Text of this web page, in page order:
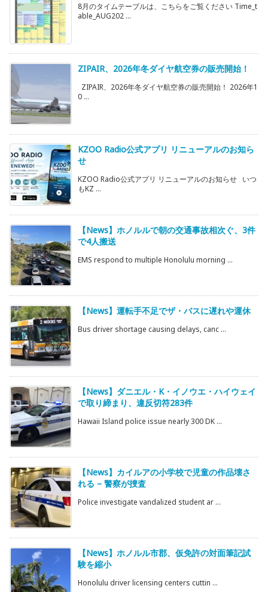
8月のタイムテーブルは、こちらをご覧ください Time_t
able_AUG202 ...
ZIPAIR、2026年冬ダイヤ航空券の販売開始！
ZIPAIR、2026年冬ダイヤ航空券の販売開始！ 2026年1
0 ...
KZOO Radio公式アプリ リニューアルのお知ら
せ
KZOO Radio公式アプリ リニューアルのお知らせ いつ
もKZ ...
【News】ホノルルで朝の交通事故相次ぐ、3件
で4人搬送
EMS respond to multiple Honolulu morning ...
【News】運転手不足でザ・バスに遅れや運休
Bus driver shortage causing delays, canc ...
【News】ダニエル・K・イノウエ・ハイウェイ
で取り締まり、違反切符283件
Hawaii Island police issue nearly 300 DK ...
【News】カイルアの小学校で児童の作品壊さ
れる – 警察が捜査
Police investigate vandalized student ar ...
【News】ホノルル市郡、仮免許の対面筆記試
験を縮小
Honolulu driver licensing centers cuttin ...